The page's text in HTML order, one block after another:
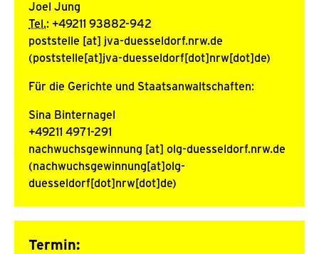
Joel Jung
Tel.: +49211 93882-942
poststelle [at] jva-duesseldorf.nrw.de
(poststelle[at]jva-duesseldorf[dot]nrw[dot]de)
Für die Gerichte und Staatsanwaltschaften:
Sina Binternagel
+49211 4971-291
nachwuchsgewinnung [at] olg-duesseldorf.nrw.de
(nachwuchsgewinnung[at]olg-
duesseldorf[dot]nrw[dot]de)
Termin: